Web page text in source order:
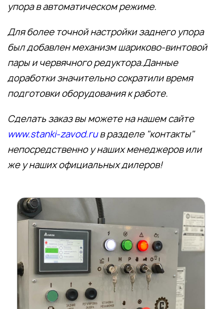
упора в автоматическом режиме.
Для более точной настройки заднего упора
был добавлен механизм шариково-винтовой
пары и червячного редуктора.Данные
доработки значительно сократили время
подготовки оборудования к работе.
Сделать заказ вы можете на нашем сайте
www.stanki-zavod.ruв разделе "контакты"
непосредственно у наших менеджеров или
же у наших официальных дилеров!